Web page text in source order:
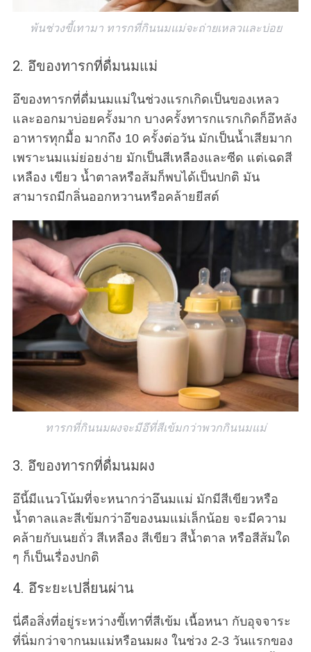
พ้นช่วงขี้เทามา ทารกที่กินนมแม่จะถ่ายเหลวและบ่อย
2. อึของทารกที่ดื่มนมแม่
อึของทารกที่ดื่มนมแม่ในช่วงแรกเกิดเป็นของเหลว
และออกมาบ่อยครั้งมาก บางครั้งทารกแรกเกิดก็อึหลัง
อาหารทุกมื้อ มากถึง 10 ครั้งต่อวัน มักเป็นน้ำเสียมาก
เพราะนมแม่ย่อยง่าย มักเป็นสีเหลืองและซีด แต่เฉดสี
เหลือง เขียว น้ำตาลหรือส้มก็พบได้เป็นปกติ มัน
สามารถมีกลิ่นออกหวานหรือคล้ายยีสต์
ทารกที่กินนมผงจะมีอึที่สีเข้มกว่าพวกกินนมแม่
3. อึของทารกที่ดื่มนมผง
อึนี้มีแนวโน้มที่จะหนากว่าอึนมแม่ มักมีสีเขียวหรือ
น้ำตาลและสีเข้มกว่าอึของนมแม่เล็กน้อย จะมีความ
คล้ายกับเนยถั่ว สีเหลือง สีเขียว สีน้ำตาล หรือสีส้มใด
ๆ ก็เป็นเรื่องปกติ
4. อึระยะเปลี่ยนผ่าน
นี่คือสิ่งที่อยู่ระหว่างขี้เทาที่สีเข้ม เนื้อหนา กับอุจจาระ
ที่นิ่มกว่าจากนมแม่หรือนมผง ในช่วง 2-3 วันแรกของ